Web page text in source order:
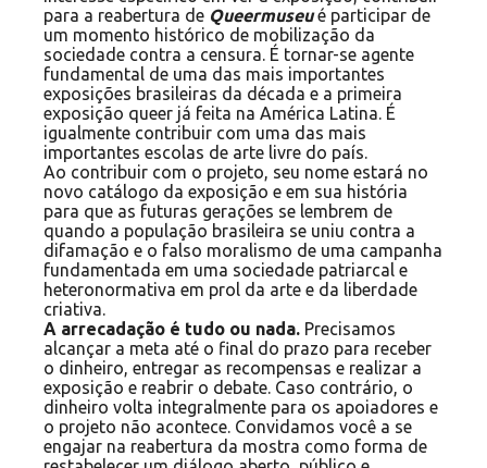
para a reabertura de Queermuseué participar de
um momento histórico de mobilização da
sociedade contra a censura. É tornar-se agente
fundamental de uma das mais importantes
exposições brasileiras da década e a primeira
exposição queer já feita na América Latina. É
igualmente contribuir com uma das mais
importantes escolas de arte livre do país.
Ao contribuir com o projeto, seu nome estará no
novo catálogo da exposição e em sua história
para que as futuras gerações se lembrem de
quando a população brasileira se uniu contra a
difamação e o falso moralismo de uma campanha
fundamentada em uma sociedade patriarcal e
heteronormativa em prol da arte e da liberdade
criativa.
A arrecadação é tudo ou nada. Precisamos
alcançar a meta até o final do prazo para receber
o dinheiro, entregar as recompensas e realizar a
exposição e reabrir o debate. Caso contrário, o
dinheiro volta integralmente para os apoiadores e
o projeto não acontece. Convidamos você a se
engajar na reabertura da mostra como forma de